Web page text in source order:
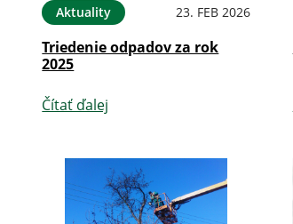
Aktuality 23. FEB 2026
Triedenie odpadov za rok
2025
Čítať ďalej